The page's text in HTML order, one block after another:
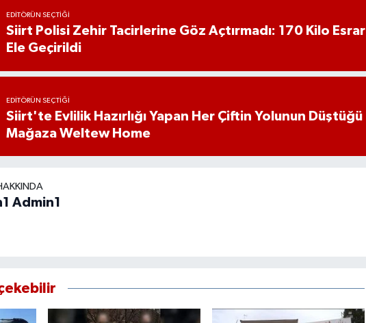
EDITÖRÜN SEÇTIĞI
Siirt Polisi Zehir Tacirlerine Göz Açtırmadı: 170 Kilo Esrar
Ele Geçirildi
EDITÖRÜN SEÇTIĞI
Siirt'te Evlilik Hazırlığı Yapan Her Çiftin Yolunun Düştüğü
Mağaza Weltew Home
Admin1